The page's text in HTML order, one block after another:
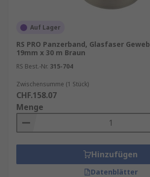
Auf Lager
RS PRO Panzerband, Glasfaser
19mm x 30 m Braun
RS Best.-Nr. 315-704
Zwischensumme (1 Stück)
CHF.158.07
Menge
Hinzufügen
Datenblätter